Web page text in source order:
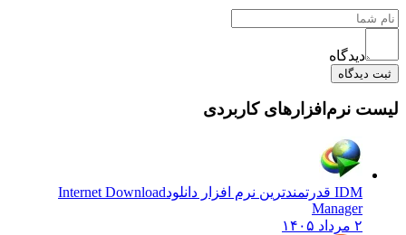
دیدگاه
ثبت دیدگاه
لیست نرم‌افزارهای کاربردی
IDM قدرتمندترین نرم افزار دانلود
Internet Download
Manager
۲ مرداد ۱۴۰۵